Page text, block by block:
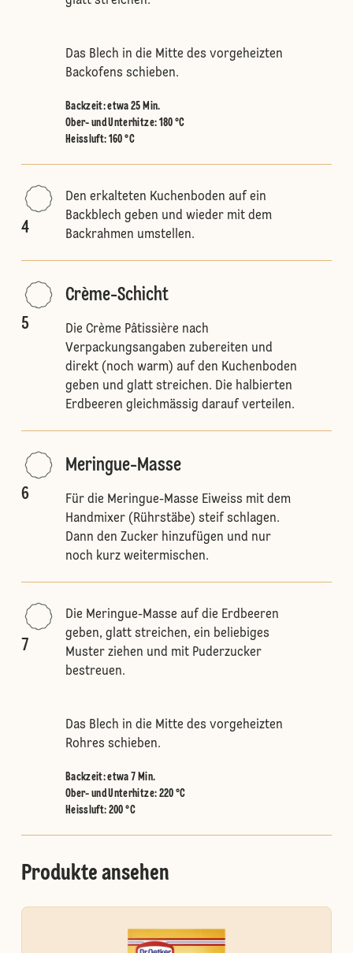
Das Blech in die Mitte des vorgeheizten
Backofens schieben.
Backzeit: etwa 25 Min.
Ober- und Unterhitze: 180 °C
Heissluft: 160 °C
4
Den erkalteten Kuchenboden auf ein
Backblech geben und wieder mit dem
Backrahmen umstellen.
5
Crème-Schicht
Die Crème Pâtissière nach
Verpackungsangaben zubereiten und
direkt (noch warm) auf den Kuchenboden
geben und glatt streichen. Die halbierten
Erdbeeren gleichmässig darauf verteilen.
6
Meringue-Masse
Für die Meringue-Masse Eiweiss mit dem
Handmixer (Rührstäbe) steif schlagen.
Dann den Zucker hinzufügen und nur
noch kurz weitermischen.
7
Die Meringue-Masse auf die Erdbeeren
geben, glatt streichen, ein beliebiges
Muster ziehen und mit Puderzucker
bestreuen.
Das Blech in die Mitte des vorgeheizten
Rohres schieben.
Backzeit: etwa 7 Min.
Ober- und Unterhitze: 220 °C
Heissluft: 200 °C
Produkte ansehen